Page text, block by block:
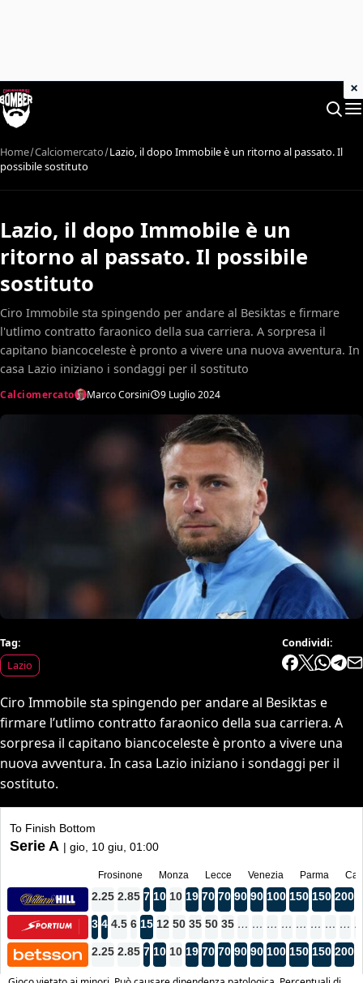
Home Calciomercato Lazio, il dopo Immobile è un ritorno al passato. Il
possibile sostituto
Lazio, il dopo Immobile è un
ritorno al passato. Il possibile
sostituto
Ciro Immobile sta spingendo per andare al Besiktas e firmare
l'utlimo contratto faraonico della sua carriera. A sorpresa il
capitano biancoceleste è pronto a vivere una nuova avventura. In
casa Lazio iniziano i sondaggi per il sostituto
Calciomercato Marco Corsini 9 Luglio 2024
Tag:
Lazio
Condividi:
Ciro Immobile sta spingendo per andare al Besiktas e
firmare l’utlimo contratto faraonico della sua carriera. A
sorpresa il capitano biancoceleste è pronto a vivere una
nuova avventura. In casa Lazio iniziano i sondaggi per il
sostituto.
×